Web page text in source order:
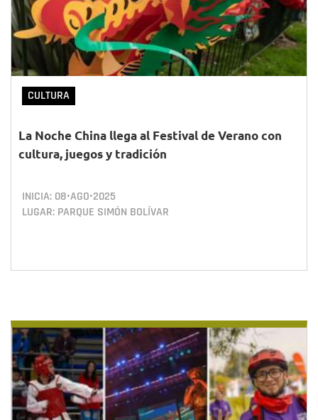
CULTURA
La Noche China llega al Festival de Verano con
cultura, juegos y tradición
INICIA: 08•AGO•2025
LUGAR: PARQUE SIMÓN BOLÍVAR